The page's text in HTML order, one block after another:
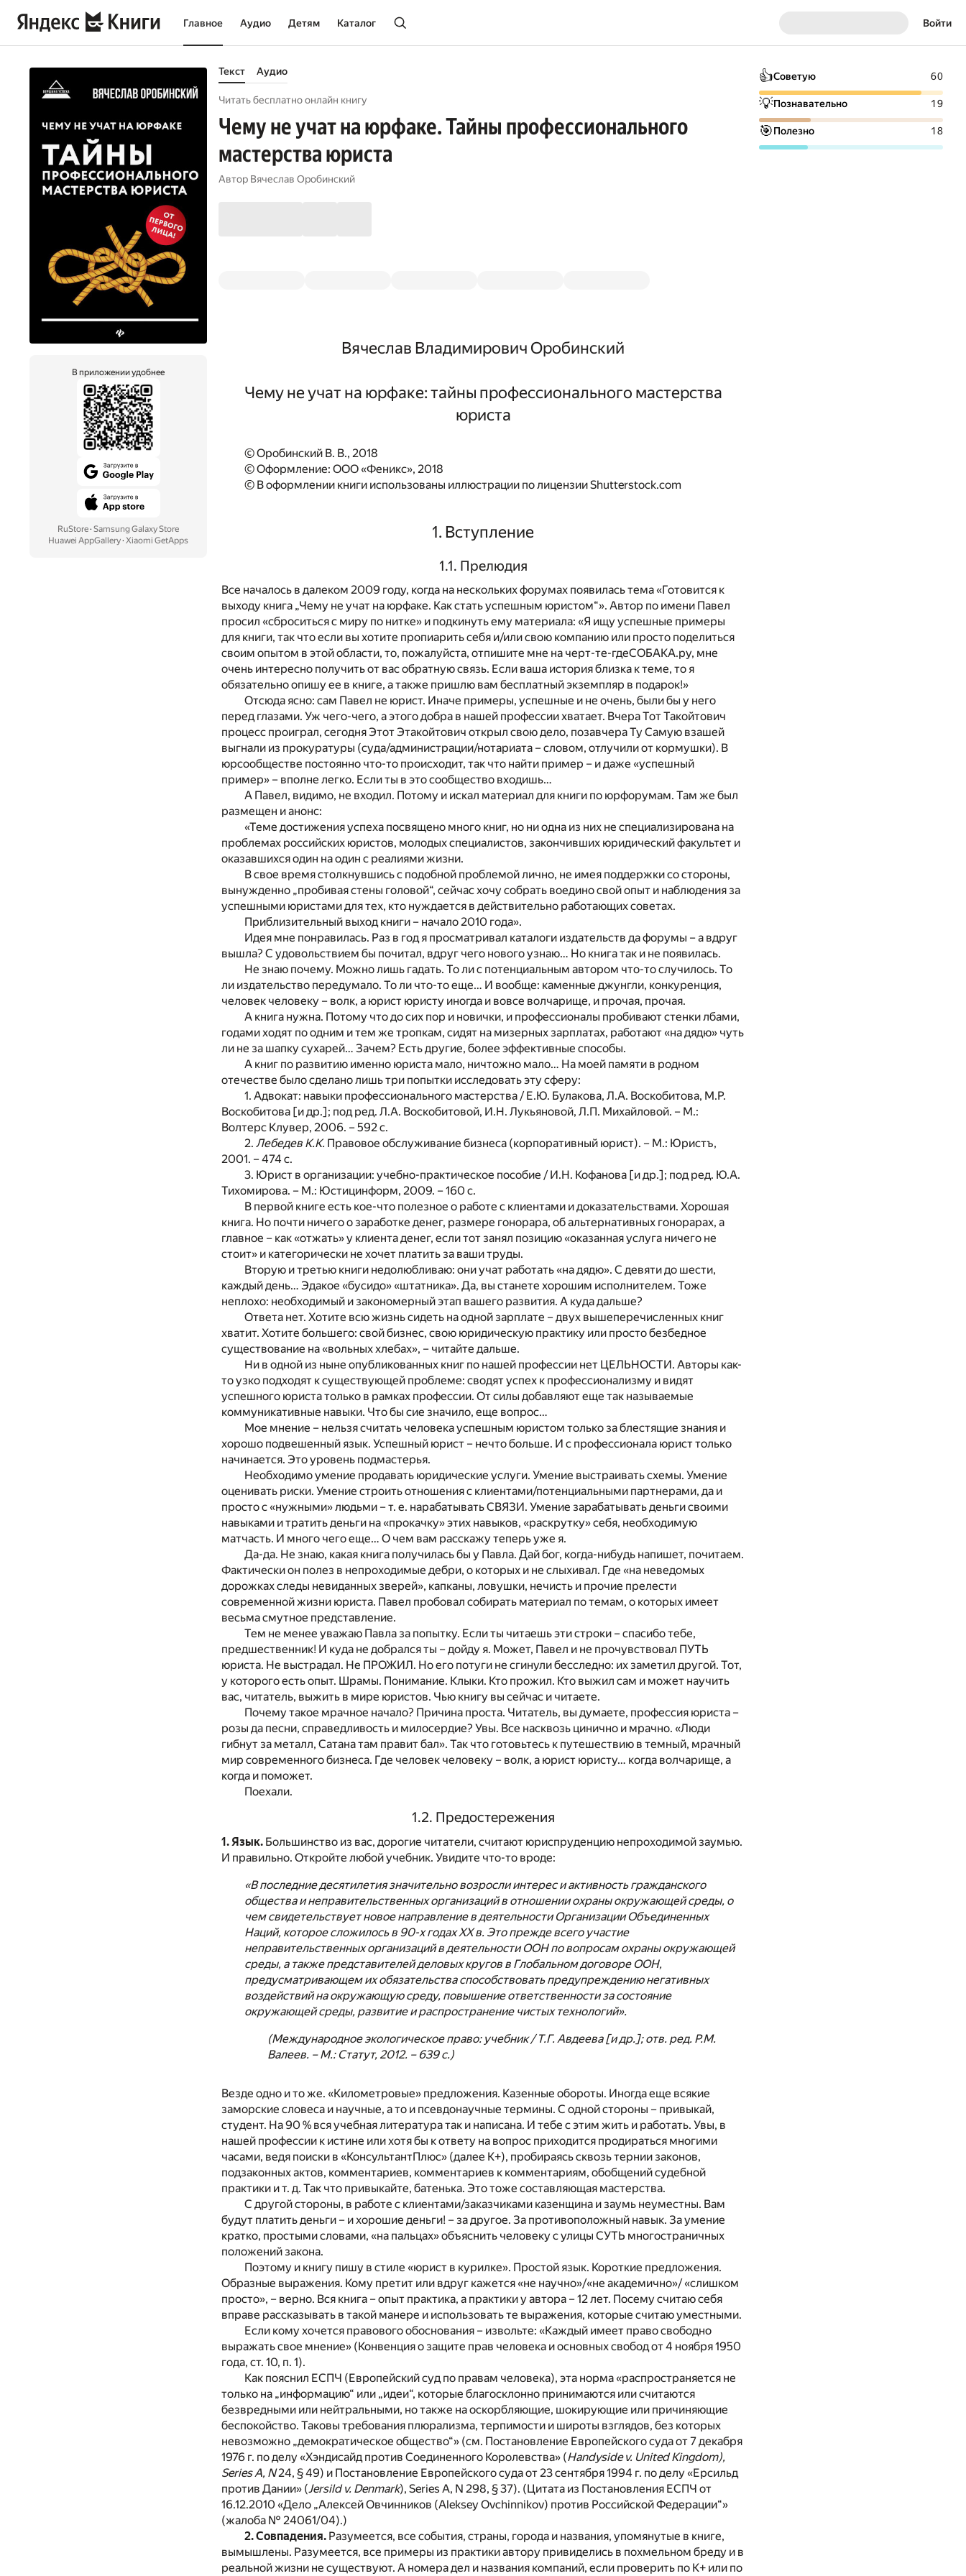
Главное Аудио Детям Каталог Войти
В приложении удобнее
RuStore· Samsung Galaxy Store
Huawei AppGallery· Xiaomi GetApps
Текст Аудио
Читать бесплатно онлайн книгу
Чему не учат на юрфаке. Тайны профессионального
мастерства юриста
Автор Вячеслав Оробинский
Вячеслав Владимирович Оробинский
Чему не учат на юрфаке: тайны профессионального мастерства
юриста
© Оробинский В. В., 2018
© Оформление: ООО «Феникс», 2018
© В оформлении книги использованы иллюстрации по лицензии Shutterstock.com
1. Вступление
1.1. Прелюдия
Все началось в далеком 2009 году, когда на нескольких форумах появилась тема «Готовится к
выходу книга „Чему не учат на юрфаке. Как стать успешным юристом“». Автор по имени Павел
просил «сброситься с миру по нитке» и подкинуть ему материала: «Я ищу успешные примеры
для книги, так что если вы хотите пропиарить себя и/или свою компанию или просто поделиться
своим опытом в этой области, то, пожалуйста, отпишите мне на черт-те-гдеСОБАКА.ру, мне
очень интересно получить от вас обратную связь. Если ваша история близка к теме, то я
обязательно опишу ее в книге, а также пришлю вам бесплатный экземпляр в подарок!»
Отсюда ясно: сам Павел не юрист. Иначе примеры, успешные и не очень, были бы у него
перед глазами. Уж чего-чего, а этого добра в нашей профессии хватает. Вчера Тот Такойтович
процесс проиграл, сегодня Этот Этакойтович открыл свою дело, позавчера Ту Самую взашей
выгнали из прокуратуры (суда/администрации/нотариата – словом, отлучили от кормушки). В
юрсообществе постоянно что-то происходит, так что найти пример – и даже «успешный
пример» – вполне легко. Если ты в это сообщество входишь…
А Павел, видимо, не входил. Потому и искал материал для книги по юрфорумам. Там же был
размещен и анонс:
«Теме достижения успеха посвящено много книг, но ни одна из них не специализирована на
проблемах российских юристов, молодых специалистов, закончивших юридический факультет и
оказавшихся один на один с реалиями жизни.
В свое время столкнувшись с подобной проблемой лично, не имея поддержки со стороны,
вынужденно „пробивая стены головой“, сейчас хочу собрать воедино свой опыт и наблюдения за
успешными юристами для тех, кто нуждается в действительно работающих советах.
Приблизительный выход книги – начало 2010 года».
Идея мне понравилась. Раз в год я просматривал каталоги издательств да форумы – а вдруг
вышла? С удовольствием бы почитал, вдруг чего нового узнаю… Но книга так и не появилась.
Не знаю почему. Можно лишь гадать. То ли с потенциальным автором что-то случилось. То
ли издательство передумало. То ли что-то еще… И вообще: каменные джунгли, конкуренция,
человек человеку – волк, а юрист юристу иногда и вовсе волчарище, и прочая, прочая.
А книга нужна. Потому что до сих пор и новички, и профессионалы пробивают стенки лбами,
годами ходят по одним и тем же тропкам, сидят на мизерных зарплатах, работают «на дядю» чуть
ли не за шапку сухарей… Зачем? Есть другие, более эффективные способы.
А книг по развитию именно юриста мало, ничтожно мало… На моей памяти в родном
отечестве было сделано лишь три попытки исследовать эту сферу:
1. Адвокат: навыки профессионального мастерства / Е.Ю. Булакова, Л.А. Воскобитова, М.Р.
Воскобитова [и др.]; под ред. Л.А. Воскобитовой, И.Н. Лукьяновой, Л.П. Михайловой. – М.:
Волтерс Клувер, 2006. – 592 с.
2. Лебедев К.К. Правовое обслуживание бизнеса (корпоративный юрист). – М.: Юристъ,
2001. – 474 с.
3. Юрист в организации: учебно-практическое пособие / И.Н. Кофанова [и др.]; под ред. Ю.А.
Тихомирова. – М.: Юстицинформ, 2009. – 160 с.
В первой книге есть кое-что полезное о работе с клиентами и доказательствами. Хорошая
книга. Но почти ничего о заработке денег, размере гонорара, об альтернативных гонорарах, а
главное – как «отжать» у клиента денег, если тот занял позицию «оказанная услуга ничего не
стоит» и категорически не хочет платить за ваши труды.
Вторую и третью книги недолюбливаю: они учат работать «на дядю». С девяти до шести,
каждый день… Эдакое «бусидо» «штатника». Да, вы станете хорошим исполнителем. Тоже
неплохо: необходимый и закономерный этап вашего развития. А куда дальше?
Ответа нет. Хотите всю жизнь сидеть на одной зарплате – двух вышеперечисленных книг
хватит. Хотите большего: свой бизнес, свою юридическую практику или просто безбедное
существование на «вольных хлебах», – читайте дальше.
Ни в одной из ныне опубликованных книг по нашей профессии нет ЦЕЛЬНОСТИ. Авторы как-
то узко подходят к существующей проблеме: сводят успех к профессионализму и видят
успешного юриста только в рамках профессии. От силы добавляют еще так называемые
коммуникативные навыки. Что бы сие значило, еще вопрос…
Мое мнение – нельзя считать человека успешным юристом только за блестящие знания и
хорошо подвешенный язык. Успешный юрист – нечто больше. И с профессионала юрист только
начинается. Это уровень подмастерья.
Необходимо умение продавать юридические услуги. Умение выстраивать схемы. Умение
оценивать риски. Умение строить отношения с клиентами/потенциальными партнерами, да и
просто с «нужными» людьми – т. е. нарабатывать СВЯЗИ. Умение зарабатывать деньги своими
навыками и тратить деньги на «прокачку» этих навыков, «раскрутку» себя, необходимую
матчасть. И много чего еще… О чем вам расскажу теперь уже я.
Да-да. Не знаю, какая книга получилась бы у Павла. Дай бог, когда-нибудь напишет, почитаем.
Фактически он полез в непроходимые дебри, о которых и не слыхивал. Где «на неведомых
дорожках следы невиданных зверей», капканы, ловушки, нечисть и прочие прелести
современной жизни юриста. Павел пробовал собирать материал по темам, о которых имеет
весьма смутное представление.
Тем не менее уважаю Павла за попытку. Если ты читаешь эти строки – спасибо тебе,
предшественник! И куда не добрался ты – дойду я. Может, Павел и не прочувствовал ПУТЬ
юриста. Не выстрадал. Не ПРОЖИЛ. Но его потуги не сгинули бесследно: их заметил другой. Тот,
у которого есть опыт. Шрамы. Понимание. Клыки. Кто прожил. Кто выжил сам и может научить
вас, читатель, выжить в мире юристов. Чью книгу вы сейчас и читаете.
Почему такое мрачное начало? Причина проста. Читатель, вы думаете, профессия юриста –
розы да песни, справедливость и милосердие? Увы. Все насквозь цинично и мрачно. «Люди
гибнут за металл, Сатана там правит бал». Так что готовьтесь к путешествию в темный, мрачный
мир современного бизнеса. Где человек человеку – волк, а юрист юристу… когда волчарище, а
когда и поможет.
Поехали.
1.2. Предостережения
1. Язык. Большинство из вас, дорогие читатели, считают юриспруденцию непроходимой заумью.
И правильно. Откройте любой учебник. Увидите что-то вроде:
«В последние десятилетия значительно возросли интерес и активность гражданского
общества и неправительственных организаций в отношении охраны окружающей среды, о
чем свидетельствует новое направление в деятельности Организации Объединенных
Наций, которое сложилось в 90-х годах XX в. Это прежде всего участие
неправительственных организаций в деятельности ООН по вопросам охраны окружающей
среды, а также представителей деловых кругов в Глобальном договоре ООН,
предусматривающем их обязательства способствовать предупреждению негативных
воздействий на окружающую среду, повышение ответственности за состояние
окружающей среды, развитие и распространение чистых технологий».
(Международное экологическое право: учебник / Т.Г. Авдеева [и др.]; отв. ред. Р.М.
Валеев. – М.: Статут, 2012. – 639 с.)
Везде одно и то же. «Километровые» предложения. Казенные обороты. Иногда еще всякие
заморские словеса и научные, а то и псевдонаучные термины. С одной стороны – привыкай,
студент. На 90 % вся учебная литература так и написана. И тебе с этим жить и работать. Увы, в
нашей профессии к истине или хотя бы к ответу на вопрос приходится продираться многими
часами, ведя поиски в «КонсультантПлюс» (далее К+), пробираясь сквозь тернии законов,
подзаконных актов, комментариев, комментариев к комментариям, обобщений судебной
практики и т. д. Так что привыкайте, батенька. Это тоже составляющая мастерства.
С другой стороны, в работе с клиентами/заказчиками казенщина и заумь неуместны. Вам
будут платить деньги – и хорошие деньги! – за другое. За противоположный навык. За умение
кратко, простыми словами, «на пальцах» объяснить человеку с улицы СУТЬ многостраничных
положений закона.
Поэтому и книгу пишу в стиле «юрист в курилке». Простой язык. Короткие предложения.
Образные выражения. Кому претит или вдруг кажется «не научно»/«не академично»/ «слишком
просто», – верно. Вся книга – опыт практика, а практики у автора – 12 лет. Посему считаю себя
вправе рассказывать в такой манере и использовать те выражения, которые считаю уместными.
Если кому хочется правового обоснования – извольте: «Каждый имеет право свободно
выражать свое мнение» (Конвенция о защите прав человека и основных свобод от 4 ноября 1950
года, ст. 10, п. 1).
Как пояснил ЕСПЧ (Европейский суд по правам человека), эта норма «распространяется не
только на „информацию“ или „идеи“, которые благосклонно принимаются или считаются
безвредными или нейтральными, но также на оскорбляющие, шокирующие или причиняющие
беспокойство. Таковы требования плюрализма, терпимости и широты взглядов, без которых
невозможно „демократическое общество“» (см. Постановление Европейского суда от 7 декабря
1976 г. по делу «Хэндисайд против Соединенного Королевства» (Handyside v. United Kingdom),
Series A, N24, § 49) и Постановление Европейского суда от 23 сентября 1994 г. по делу «Ерсильд
против Дании» (Jersild v. Denmark), Series A, N 298, § 37). (Цитата из Постановления ЕСПЧ от
16.12.2010 «Дело „Алексей Овчинников (Aleksey Ovchinnikov) против Российской Федерации“»
(жалоба № 24061/04).)
2. Совпадения. Разумеется, все события, страны, города и названия, упомянутые в книге,
вымышлены. Разумеется, все примеры из практики автору привиделись в похмельном бреду и в
реальной жизни не существуют. А номера дел и названия компаний, если проверить по К+ или по
👍Советую 60
💡Познавательно 19
🎯Полезно 18